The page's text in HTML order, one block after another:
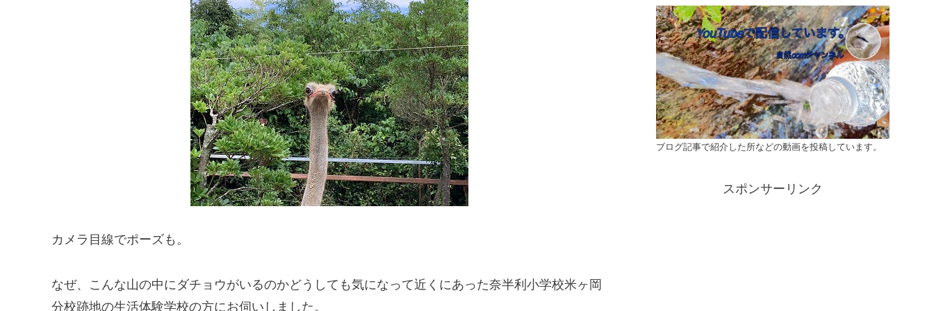
カメラ目線でポーズも。
なぜ、こんな山の中にダチョウがいるのかどうしても気になって近くにあった奈半利小学校米ヶ岡
分校跡地の生活体験学校の方にお伺いしました。
ブログ記事で紹介した所などの動画を投稿しています。
スポンサーリンク